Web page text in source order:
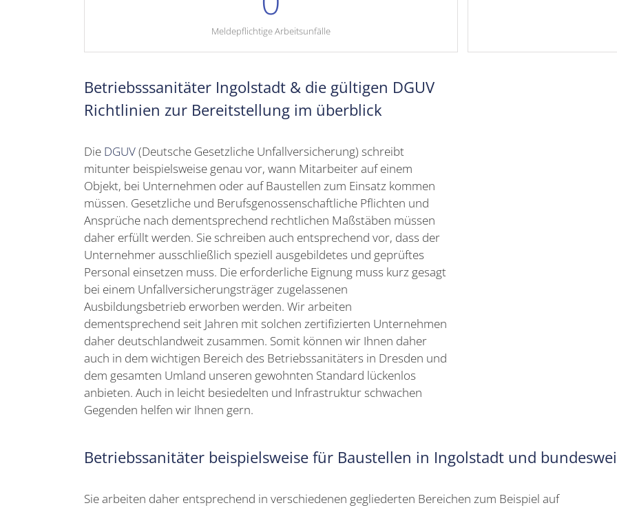
Meldepflichtige Arbeitsunfälle
Betriebsssanitäter Ingolstadt & die gültigen DGUV
Richtlinien zur Bereitstellung im überblick
Die DGUV(Deutsche Gesetzliche Unfallversicherung) schreibt
mitunter beispielsweise genau vor, wann Mitarbeiter auf einem
Objekt, bei Unternehmen oder auf Baustellen zum Einsatz kommen
müssen. Gesetzliche und Berufsgenossenschaftliche Pflichten und
Ansprüche nach dementsprechend rechtlichen Maßstäben müssen
daher erfüllt werden. Sie schreiben auch entsprechend vor, dass der
Unternehmer ausschließlich speziell ausgebildetes und geprüftes
Personal einsetzen muss. Die erforderliche Eignung muss kurz gesagt
bei einem Unfallversicherungsträger zugelassenen
Ausbildungsbetrieb erworben werden. Wir arbeiten
dementsprechend seit Jahren mit solchen zertifizierten Unternehmen
daher deutschlandweit zusammen. Somit können wir Ihnen daher
auch in dem wichtigen Bereich des Betriebssanitäters in Dresden und
dem gesamten Umland unseren gewohnten Standard lückenlos
anbieten. Auch in leicht besiedelten und Infrastruktur schwachen
Gegenden helfen wir Ihnen gern.
Betriebssanitäter beispielsweise für Baustellen in Ingolstadt und
Sie arbeiten daher entsprechend in verschiedenen gegliederten Bereichen zum Beispiel auf